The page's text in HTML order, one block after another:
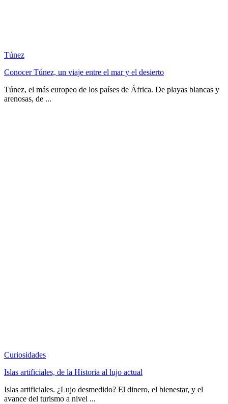
Túnez
Conocer Túnez, un viaje entre el mar y el desierto
Túnez, el más europeo de los países de África. De playas blancas y
arenosas, de ...
Curiosidades
Islas artificiales, de la Historia al lujo actual
Islas artificiales. ¿Lujo desmedido? El dinero, el bienestar, y el
avance del turismo a nivel ...